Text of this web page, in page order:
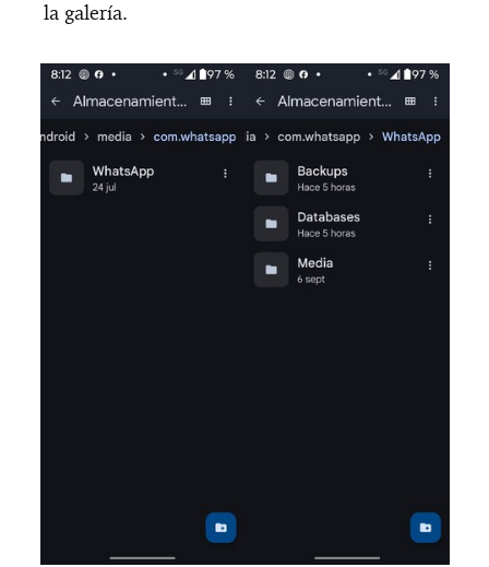
la galería.